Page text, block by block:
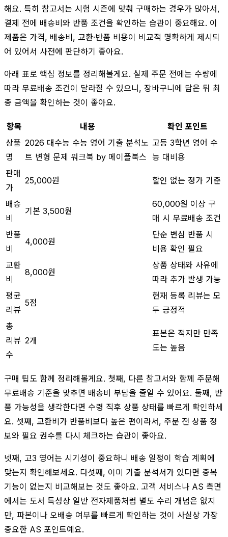
해요. 특히 참고서는 시험 시즌에 맞춰 구매하는 경우가 많아서,
결제 전에 배송비와 반품 조건을 확인하는 습관이 중요해요. 이
제품은 가격, 배송비, 교환·반품 비용이 비교적 명확하게 제시되
어 있어서 사전에 판단하기 좋아요.
아래 표로 핵심 정보를 정리해볼게요. 실제 주문 전에는 수량에
따라 무료배송 조건이 달라질 수 있으니, 장바구니에 담은 뒤 최
종 금액을 확인하는 것이 좋아요.
항목 내용
확인 포인트
상품
명
2026 대수능 수능 영어 기출 분석노
트 변형 문제 워크북 by 메이플북스
고등 3학년 영어 수
능 대비용
판매
가
25,000원 할인 없는 정가 기준
배송
비
기본 3,500원
60,000원 이상 구
매 시 무료배송 조건
반품
비
4,000원
단순 변심 반품 시
비용 확인 필요
교환
비
8,000원
상품 상태와 사유에
따라 추가 발생 가능
평균
리뷰
5점
현재 등록 리뷰는 모
두 긍정적
총
리뷰
수
2개
표본은 적지만 만족
도는 높음
구매 팁도 함께 정리해볼게요. 첫째, 다른 참고서와 함께 주문해
무료배송 기준을 맞추면 배송비 부담을 줄일 수 있어요. 둘째, 반
품 가능성을 생각한다면 수령 직후 상품 상태를 빠르게 확인하세
요. 셋째, 교환비가 반품비보다 높은 편이라서, 주문 전 상품 정
보와 필요 권수를 다시 체크하는 습관이 좋아요.
넷째, 고3 영어는 시기성이 중요하니 배송 일정이 학습 계획에
맞는지 확인해보세요. 다섯째, 이미 기출 분석서가 있다면 중복
기능이 없는지 비교해보는 것도 좋아요. 고객 서비스나 AS 측면
에서는 도서 특성상 일반 전자제품처럼 별도 수리 개념은 없지
만, 파본이나 오배송 여부를 빠르게 확인하는 것이 사실상 가장
중요한 AS 포인트예요.